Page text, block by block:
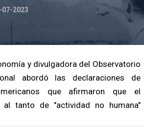
07-2023
y divulgadora del Observatorio
abordó las declaraciones de
que afirmaron que el
al tanto de "actividad no humana"